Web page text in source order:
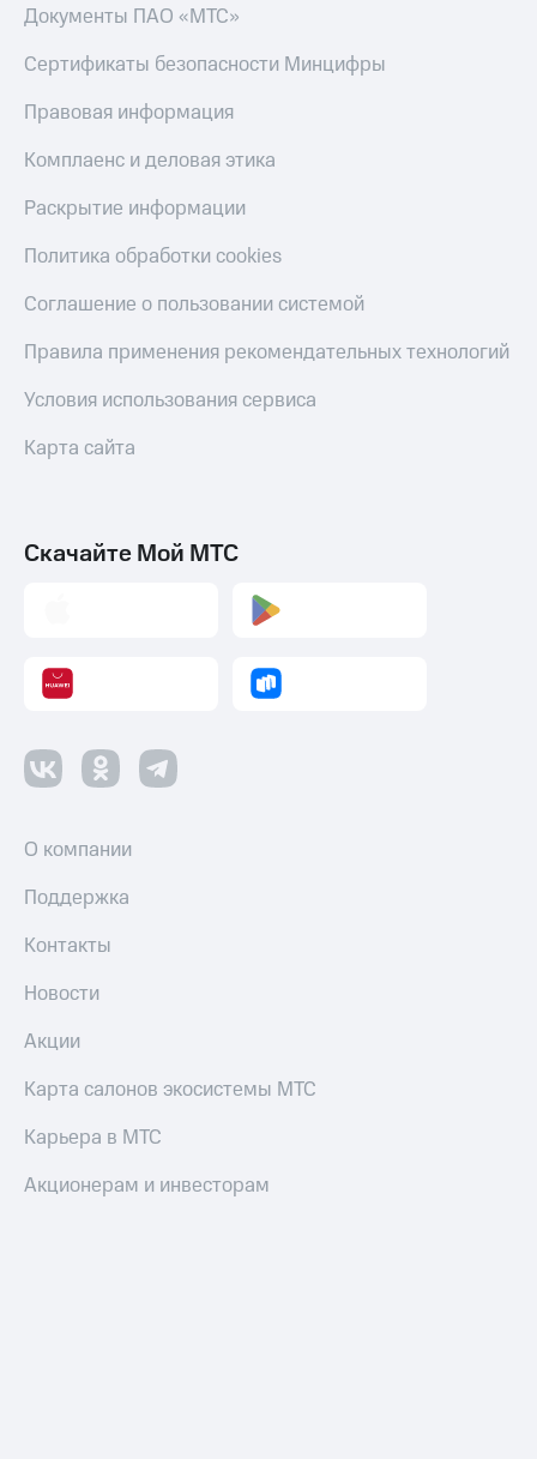
Документы ПАО «МТС»
Сертификаты безопасности Минцифры
Правовая информация
Комплаенс и деловая этика
Раскрытие информации
Политика обработки cookies
Соглашение о пользовании системой
Правила применения рекомендательных технологий
Условия использования сервиса
Карта сайта
Скачайте Мой МТС
О компании
Поддержка
Контакты
Новости
Акции
Карта салонов экосистемы МТС
Карьера в МТС
Акционерам и инвесторам